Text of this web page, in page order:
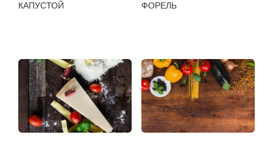
КАПУСТОЙ
ФОРЕЛЬ